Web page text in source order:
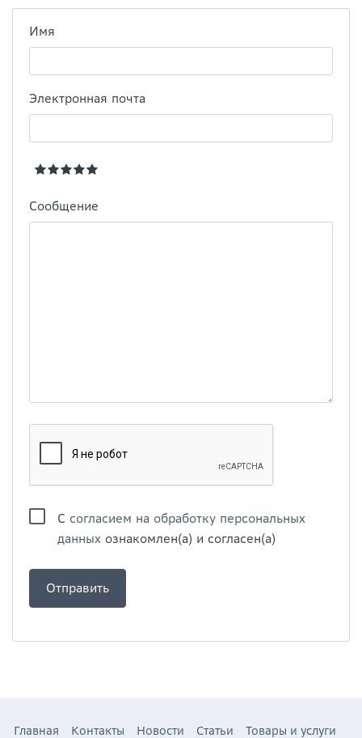
Имя
Электронная почта
Сообщение
С согласием на обработку персональных
данных ознакомлен(а) и согласен(а)
Главная Контакты Новости Статьи Товары и услуги